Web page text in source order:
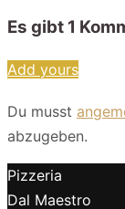
Es gibt 1
Add yours
Du musst
abzugeben.
Pizzeria
Dal Maestro